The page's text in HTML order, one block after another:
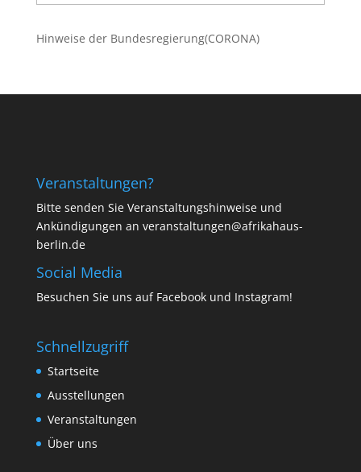
Beiträge
Hinweise der Bundesregierung(CORONA)
Veranstaltungen?
Bitte senden Sie Veranstaltungshinweise und
Ankündigungen an veranstaltungen@afrikahaus-
berlin.de
Social Media
Besuchen Sie uns auf Facebookund Instagram!
Schnellzugriff
Startseite
Ausstellungen
Veranstaltungen
Über uns